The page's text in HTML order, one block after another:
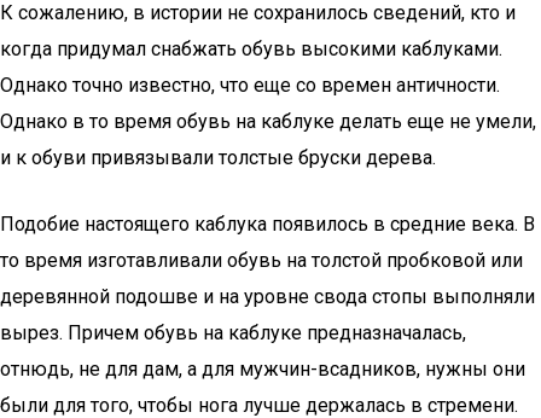
К сожалению, в истории не сохранилось сведений, кто и
когда придумал снабжать обувь высокими каблуками.
Однако точно известно, что еще со времен античности.
Однако в то время обувь на каблуке делать еще не умели,
и к обуви привязывали толстые бруски дерева.
Подобие настоящего каблука появилось в средние века. В
то время изготавливали обувь на толстой пробковой или
деревянной подошве и на уровне свода стопы выполняли
вырез. Причем обувь на каблуке предназначалась,
отнюдь, не для дам, а для мужчин-всадников, нужны они
были для того, чтобы нога лучше держалась в стремени.